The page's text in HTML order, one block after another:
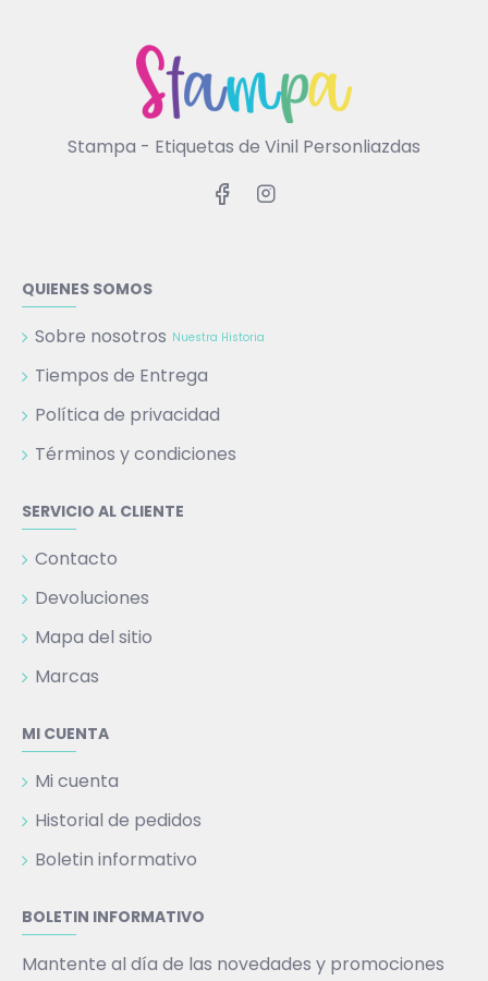
Stampa - Etiquetas de Vinil Personliazdas
QUIENES SOMOS
Sobre nosotros Nuestra Historia
Tiempos de Entrega
Política de privacidad
Términos y condiciones
SERVICIO AL CLIENTE
Contacto
Devoluciones
Mapa del sitio
Marcas
MI CUENTA
Mi cuenta
Historial de pedidos
Boletin informativo
BOLETIN INFORMATIVO
Mantente al día de las novedades y promociones